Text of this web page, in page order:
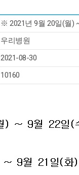
※ 2021년 9월 20일(월)
우리병원
2021-08-30
10160